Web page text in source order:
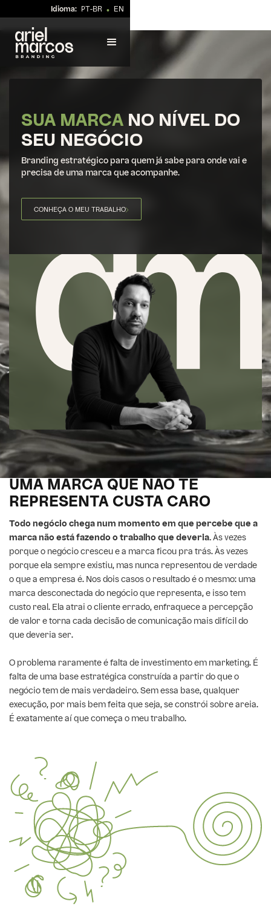
Idioma: PT-BR • EN
SUA MARCA NO NÍVEL DO
SEU NEGÓCIO
Branding estratégico para quem já sabe para onde vai e
precisa de uma marca que acompanhe.
CONHEÇA O MEU TRABALHO
UMA MARCA QUE NÃO TE
REPRESENTA CUSTA CARO
Todo negócio chega num momento em que percebe que a
marca não está fazendo o trabalho que deveria.Às vezes
porque o negócio cresceu e a marca ficou pra trás. Às vezes
porque ela sempre existiu, mas nunca representou de verdade
o que a empresa é. Nos dois casos o resultado é o mesmo: uma
marca desconectada do negócio que representa, e isso tem
custo real. Ela atrai o cliente errado, enfraquece a percepção
de valor e torna cada decisão de comunicação mais difícil do
que deveria ser.
O problema raramente é falta de investimento em marketing. É
falta de uma base estratégica construída a partir do que o
negócio tem de mais verdadeiro. Sem essa base, qualquer
execução, por mais bem feita que seja, se constrói sobre areia.
É exatamente aí que começa o meu trabalho.